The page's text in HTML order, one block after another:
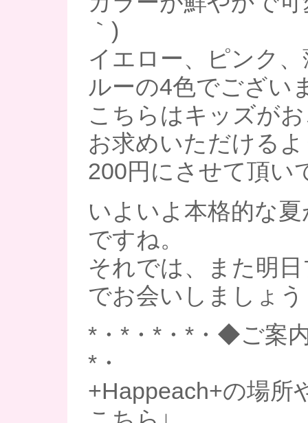
｀)
イエロー、ピンク
ルーの4色でござい
こちらはキッズが
お求めいただける
200円にさせて頂
いよいよ本格的な
ですね。
それでは、また明
でお会いしましょ
*・*・*・*・◆ご案
*・
+Happeach+の場所